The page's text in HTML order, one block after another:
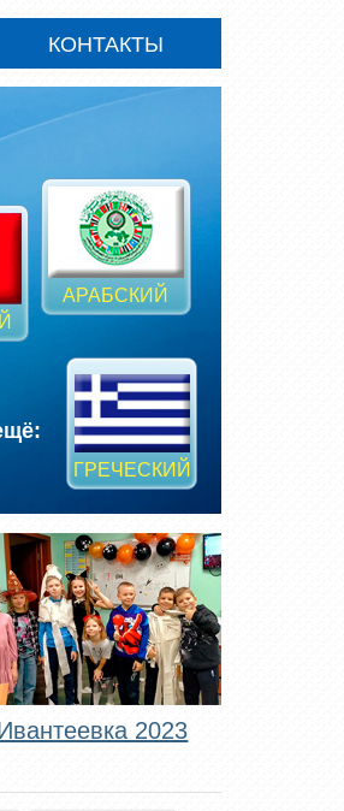
КОНТАКТЫ
АРАБСКИЙ
ГРЕЧЕСКИЙ
2023